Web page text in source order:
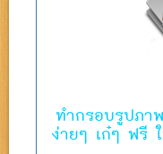
ทํากรอบรูปภา
ง่ายๆ เก๋ๆ ฟรี